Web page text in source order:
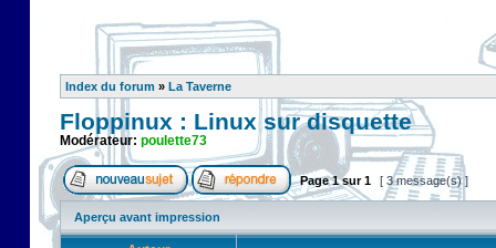
Index du forum » La Taverne
Floppinux : Linux sur disquette
Modérateur: poulette73
Page1sur1 [ 3 message(s) ]
Aperçu avant impression